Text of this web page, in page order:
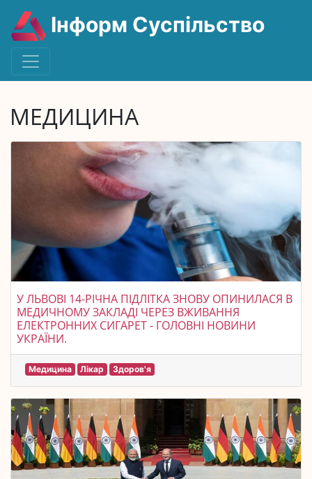
Інформ Суспільство
МЕДИЦИНА
У ЛЬВОВІ 14-РІЧНА ПІДЛІТКА ЗНОВУ ОПИНИЛАСЯ В
МЕДИЧНОМУ ЗАКЛАДІ ЧЕРЕЗ ВЖИВАННЯ
ЕЛЕКТРОННИХ СИГАРЕТ - ГОЛОВНІ НОВИНИ
УКРАЇНИ.
Медицина Лікар Здоров'я